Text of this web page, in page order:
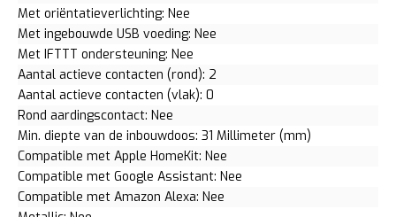
Met oriëntatieverlichting: Nee
Met ingebouwde USB voeding: Nee
Met IFTTT ondersteuning: Nee
Aantal actieve contacten (rond): 2
Aantal actieve contacten (vlak): 0
Rond aardingscontact: Nee
Min. diepte van de inbouwdoos: 31 Millimeter (mm)
Compatible met Apple HomeKit: Nee
Compatible met Google Assistant: Nee
Compatible met Amazon Alexa: Nee